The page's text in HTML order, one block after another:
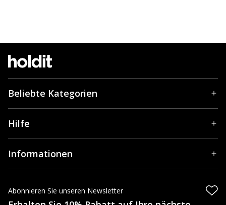
Beliebte Kategorien
Hilfe
Informationen
Abonnieren Sie unseren Newsletter